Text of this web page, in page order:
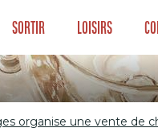
Sortir Loisirs
organise une vente de